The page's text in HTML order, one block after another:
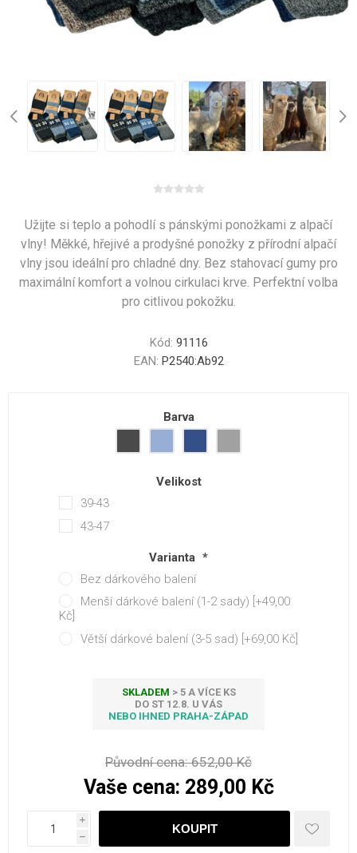
Užijte si teplo a pohodlí s pánskými ponožkami z alpačí
vlny! Měkké, hřejivé a prodyšné ponožky z přírodní alpačí
vlny jsou ideální pro chladné dny. Bez stahovací gumy pro
maximální komfort a volnou cirkulaci krve. Perfektní volba
pro citlivou pokožku.
Kód: 91116
EAN: P2540:Ab92
Barva
Velikost
39-43
43-47
Varianta *
Bez dárkového balení
Menší dárkové balení (1-2 sady) [+49,00
Kč]
Větší dárkové balení (3-5 sad) [+69,00 Kč]
SKLADEM > 5 A VÍCE KS
DO ST 12.8. U VÁS
NEBO IHNED PRAHA-ZÁPAD
Původní cena: 652,00 Kč
Vaše cena: 289,00 Kč
i
h